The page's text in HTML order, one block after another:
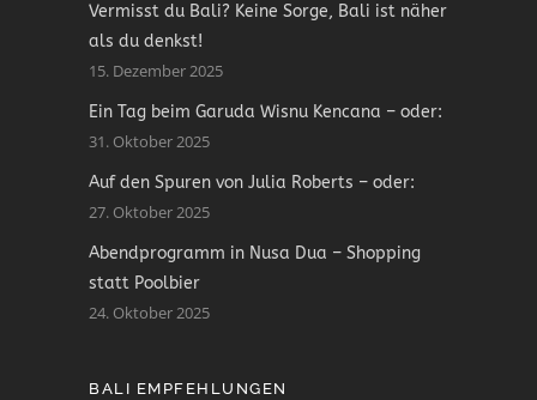
Vermisst du Bali? Keine Sorge, Bali ist näher
als du denkst!
15. Dezember 2025
Ein Tag beim Garuda Wisnu Kencana – oder:
31. Oktober 2025
Auf den Spuren von Julia Roberts – oder:
27. Oktober 2025
Abendprogramm in Nusa Dua – Shopping
statt Poolbier
24. Oktober 2025
BALI EMPFEHLUNGEN